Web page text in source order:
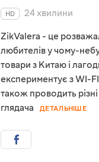
HD
24 хвилини
ZikValera - це
любителів у чому-
товари з Китаю і
експериментує з WI-FI
також проводить
глядача
ДЕТАЛЬНІШЕ